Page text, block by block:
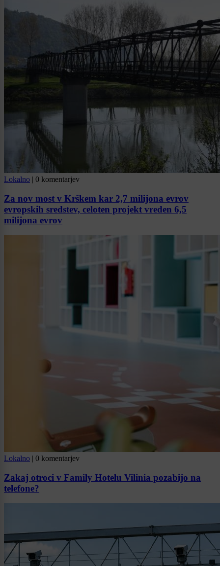
Lokalno | 0 komentarjev
Za nov most v Krškem kar 2,7 milijona evrov
evropskih sredstev, celoten projekt vreden 6,5
milijona evrov
Lokalno | 0 komentarjev
Zakaj otroci v Family Hotelu Vilinia pozabijo na
telefone?